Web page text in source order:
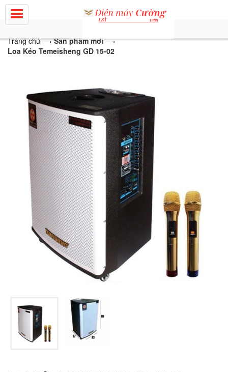
Trang chủ—› Sản phẩm mới—›
Loa Kéo Temeisheng GD 15-02